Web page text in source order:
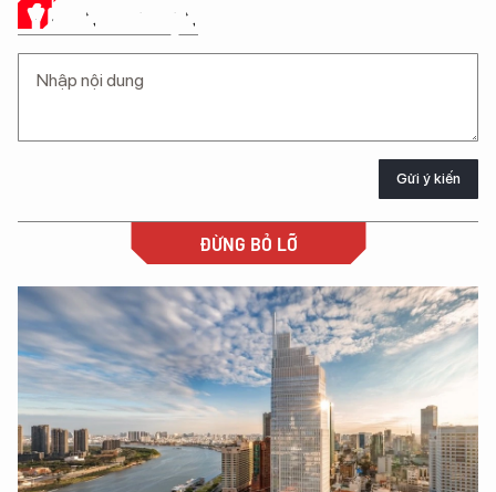
Ý KIẾN CỦA BẠN
Gửi ý kiến
ĐỪNG BỎ LỠ